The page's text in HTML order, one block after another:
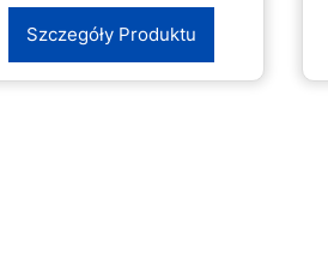
Szczegóły Produktu